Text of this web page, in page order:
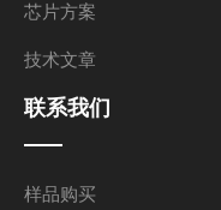
芯片方案
技术文章
联系我们
样品购买